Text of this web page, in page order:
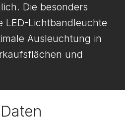
Die besonders
LED-Lichtbandleuchte
Ausleuchtung in
und